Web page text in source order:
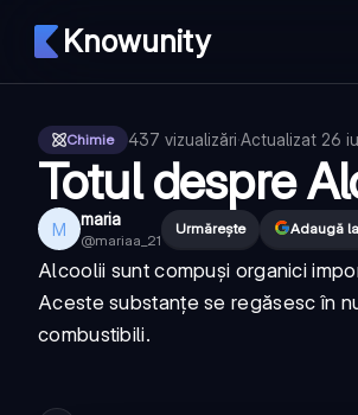
Knowunity
Chimie 437 vizualizări·Actualizat 26
Totul despre
M maria
@mariaa_21
Urmărește Adaugă
Alcoolii sunt compuși organici
Aceste substanțe se regăsesc în
combustibili.